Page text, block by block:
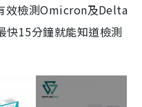
效檢測Omicron及Delta
快15分鐘就能知道檢測